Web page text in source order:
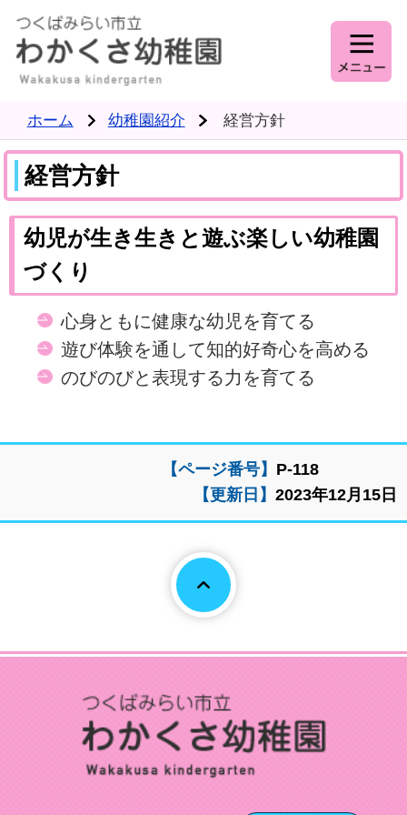
ホーム 幼稚園紹介 経営方針
経営方針
幼児が生き生きと遊ぶ楽しい幼稚園
づくり
心身ともに健康な幼児を育てる
遊び体験を通して知的好奇心を高める
のびのびと表現する力を育てる
【ページ番号】 P-118
【更新日】 2023年12月15日